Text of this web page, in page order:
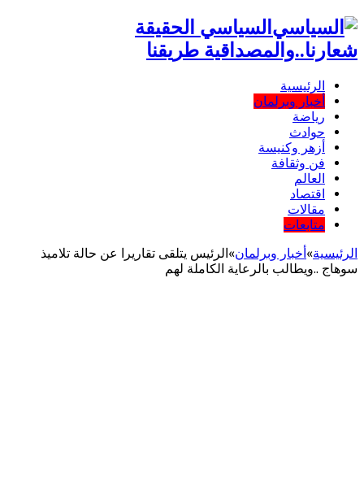
السياسي الحقيقة
شعارنا..والمصداقية طريقنا
الرئيسية
أخبار وبرلمان
رياضة
حوادث
أزهر وكنيسة
فن وثقافة
العالم
اقتصاد
مقالات
متابعات
الرئيسية»أخبار وبرلمان»الرئيس يتلقى تقاريرا عن حالة تلاميذ
سوهاج ..ويطالب بالرعاية الكاملة لهم